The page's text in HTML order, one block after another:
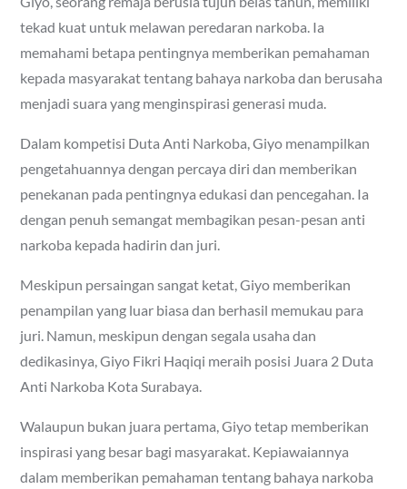
tekad kuat untuk melawan peredaran narkoba. Ia
memahami betapa pentingnya memberikan pemahaman
kepada masyarakat tentang bahaya narkoba dan berusaha
menjadi suara yang menginspirasi generasi muda.
Dalam kompetisi Duta Anti Narkoba, Giyo menampilkan
pengetahuannya dengan percaya diri dan memberikan
penekanan pada pentingnya edukasi dan pencegahan. Ia
dengan penuh semangat membagikan pesan-pesan anti
narkoba kepada hadirin dan juri.
Meskipun persaingan sangat ketat, Giyo memberikan
penampilan yang luar biasa dan berhasil memukau para
juri. Namun, meskipun dengan segala usaha dan
dedikasinya, Giyo Fikri Haqiqi meraih posisi Juara 2 Duta
Anti Narkoba Kota Surabaya.
Walaupun bukan juara pertama, Giyo tetap memberikan
inspirasi yang besar bagi masyarakat. Kepiawaiannya
dalam memberikan pemahaman tentang bahaya narkoba